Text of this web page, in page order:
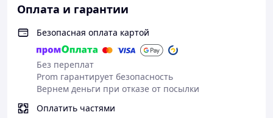
Оплата и гарантии
Безопасная оплата картой
Без переплат
Prom гарантирует безопасность
Вернем деньги при отказе от посылки
Оплатить частями